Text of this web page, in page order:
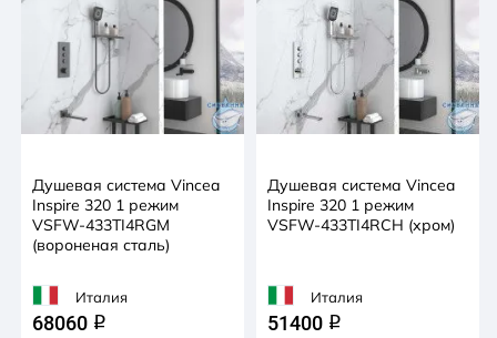
Душевая система Vincea
Inspire 320 1 режим
VSFW-433TI4RGM
(вороненая сталь)
Италия
68060 q
Душевая система Vincea
Inspire 320 1 режим
VSFW-433TI4RCH (хром)
Италия
51400 q